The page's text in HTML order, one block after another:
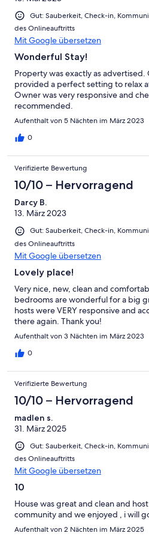
Gut: Sauberkeit, Check-in,
des Onlineauftritts
Mit Google übersetzen
Wonderful Stay!
Property was exactly as
provided a perfect setting to relax
Owner was very responsive and
recommended.
Aufenthalt von 5 Nächten im März 2023
0
Verifizierte Bewertung
10/10 – Hervorragend
Darcy B.
13. März 2023
Gut: Sauberkeit, Check-in,
des Onlineauftritts
Mit Google übersetzen
Lovely place!
Very nice, new, clean and
bedrooms are wonderful for a big
hosts were VERY responsive and
there again. Thank you!
Aufenthalt von 3 Nächten im März 2023
0
Verifizierte Bewertung
10/10 – Hervorragend
madlen s.
31. März 2025
Gut: Sauberkeit, Check-in,
des Onlineauftritts
Mit Google übersetzen
10
House was great and clean and
community and we enjoyed , i will
Aufenthalt von 2 Nächten im März 2025